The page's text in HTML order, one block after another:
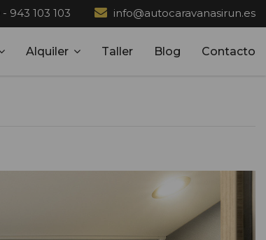
- 943 103 103 info@autocaravanasirun.es
Alquiler Taller Blog Contacto